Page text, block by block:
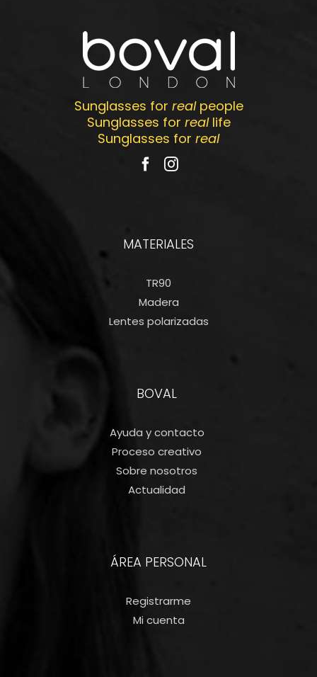
Sunglasses for realpeople
Sunglasses for reallife
Sunglasses for real
MATERIALES
TR90
Madera
Lentes polarizadas
BOVAL
Ayuda y contacto
Proceso creativo
Sobre nosotros
Actualidad
ÁREA PERSONAL
Registrarme
Mi cuenta